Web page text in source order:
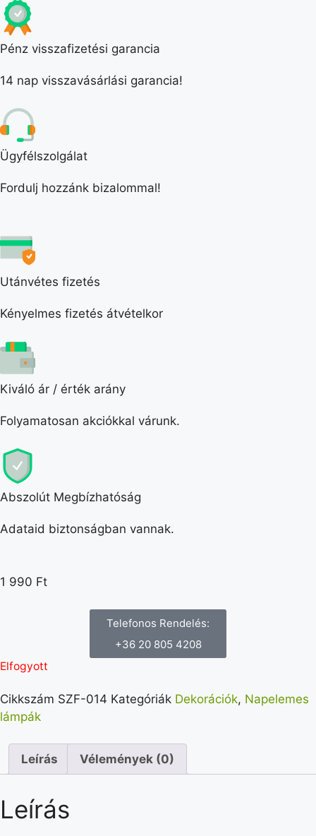
Pénz visszafizetési garancia
14 nap visszavásárlási garancia!
Ügyfélszolgálat
Fordulj hozzánk bizalommal!
Utánvétes fizetés
Kényelmes fizetés átvételkor
Kiváló ár / érték arány
Folyamatosan akciókkal várunk.
Abszolút Megbízhatóság
Adataid biztonságban vannak.
1 990 Ft
Telefonos Rendelés:
+36 20 805 4208
Elfogyott
Cikkszám SZF-014 Kategóriák Dekorációk, Napelemes
lámpák
Leírás Vélemények (0)
Leírás